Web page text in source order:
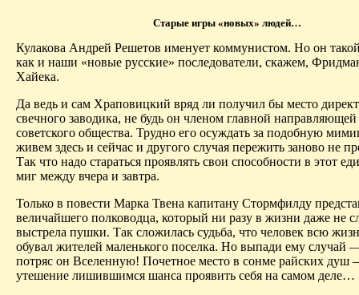
Старые игры «новых» людей…
Кулакова Андрей Решетов именует коммунистом. Но он
как и наши «новые русские» последователи, скажем,
Хайека.
Да ведь и сам Храповицкий вряд ли получил бы место
свечного заводика, не будь он членом главной
советского общества. Трудно его осуждать за подобную
живем здесь и сейчас и другого случая пережить заново не
Так что надо стараться проявлять свои способности в этот
миг между вчера и завтра.
Только в повести Марка Твена капитану Стормфилду
величайшего полководца, который ни разу в жизни даже не
выстрела пушки. Так сложилась судьба, что человек всю
обувал жителей маленького поселка. Но выпади ему случай
потряс он Вселенную! Почетное место в сонме райских душ
утешение лишившимся шанса проявить себя на самом деле…